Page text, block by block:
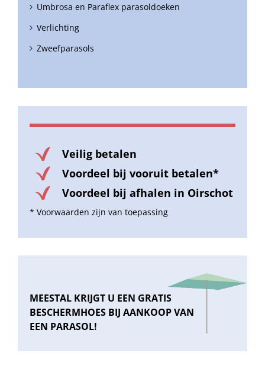
Umbrosa en Paraflex parasoldoeken
Verlichting
Zweefparasols
Veilig betalen
Voordeel bij vooruit betalen*
Voordeel bij afhalen in Oirschot
* Voorwaarden zijn van toepassing
MEESTAL KRIJGT U EEN GRATIS
BESCHERMHOES BIJ AANKOOP VAN
EEN PARASOL!